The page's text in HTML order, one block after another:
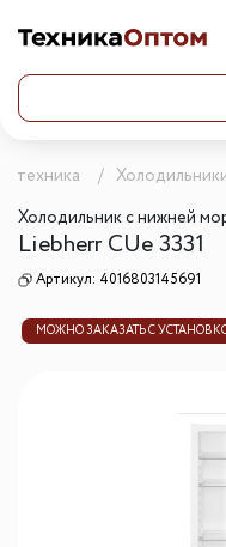
техника
Холодильник с нижней
Liebherr CUe 3331
Артикул: 4016803145691
МОЖНО ЗАКАЗАТЬ С